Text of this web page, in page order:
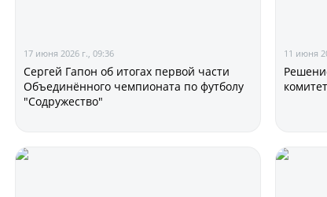
17 июня 2026 г., 09:36
Сергей Гапон об итогах первой части
Объединённого чемпионата по футболу
"Содружество"
11 июня